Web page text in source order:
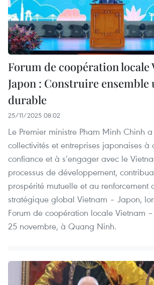
Forum de coopération locale
Japon : Construire ensemble
durable
25/11/2025 08:02
Le Premier ministre Pham Minh Chinh
collectivités et entreprises japonaises à
confiance et à s’engager avec le
processus de développement,
prospérité mutuelle et au renforcement
stratégique global Vietnam – Japon,
Forum de coopération locale Vietnam
25 novembre, à Quang Ninh.